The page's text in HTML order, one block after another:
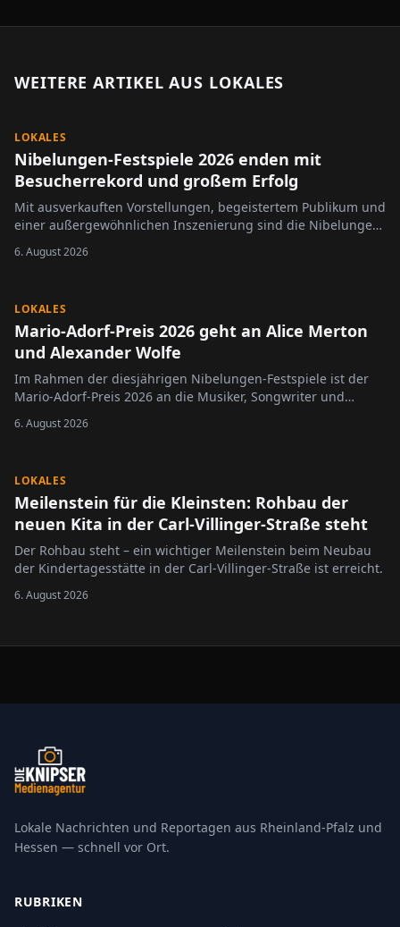
WEITERE ARTIKEL AUS LOKALES
LOKALES
Nibelungen-Festspiele 2026 enden mit
Besucherrekord und großem Erfolg
Mit ausverkauften Vorstellungen, begeistertem Publikum und
einer außergewöhnlichen Inszenierung sind die Nibelungen-
6. August 2026
LOKALES
Mario-Adorf-Preis 2026 geht an Alice Merton
und Alexander Wolfe
Im Rahmen der diesjährigen Nibelungen-Festspiele ist der
Mario-Adorf-Preis 2026 an die Musiker, Songwriter und
worden.
6. August 2026
LOKALES
Meilenstein für die Kleinsten: Rohbau der
neuen Kita in der Carl-Villinger-Straße steht
Der Rohbau steht – ein wichtiger Meilenstein beim Neubau
der Kindertagesstätte in der Carl-Villinger-Straße ist erreicht.
6. August 2026
Lokale Nachrichten und Reportagen aus Rheinland-Pfalz und
Hessen — schnell vor Ort.
RUBRIKEN